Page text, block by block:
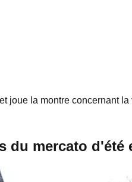
joue la montre concernant la
du mercato